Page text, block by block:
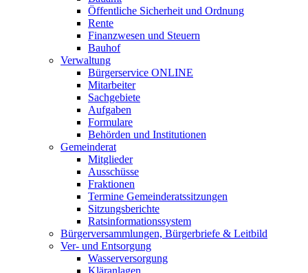
Öffentliche Sicherheit und Ordnung
Rente
Finanzwesen und Steuern
Bauhof
Verwaltung
Bürgerservice ONLINE
Mitarbeiter
Sachgebiete
Aufgaben
Formulare
Behörden und Institutionen
Gemeinderat
Mitglieder
Ausschüsse
Fraktionen
Termine Gemeinderatssitzungen
Sitzungsberichte
Ratsinformationssystem
Bürgerversammlungen, Bürgerbriefe & Leitbild
Ver- und Entsorgung
Wasserversorgung
Kläranlagen